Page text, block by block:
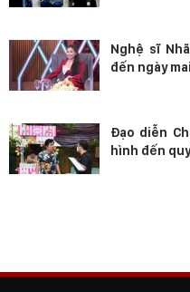
Nghệ sĩ
đến ngày
Đạo diễn
hình đến